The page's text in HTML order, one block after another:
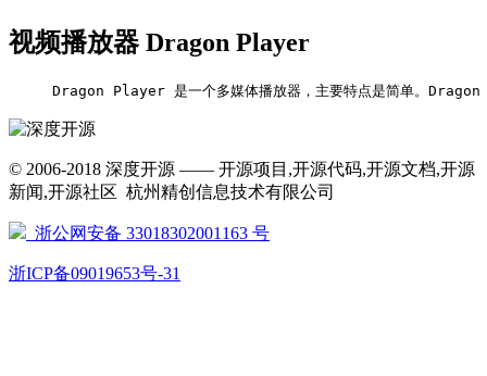
视频播放器 Dragon Player
Dragon Player 是一个多媒体播放器，主要特点是简单
© 2006-2018 深度开源 —— 开源项目,开源代码,开源文档,开源
新闻,开源社区 杭州精创信息技术有限公司
浙公网安备 33018302001163 号
浙ICP备09019653号-31